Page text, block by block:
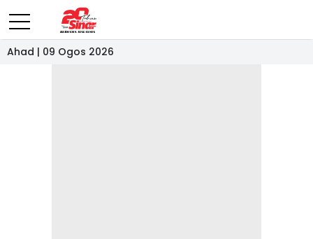
Ahad | 09 Ogos 2026